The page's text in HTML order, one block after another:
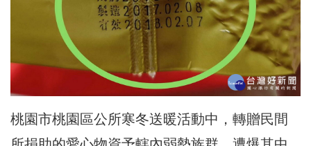
桃園市桃園區公所寒冬送暖活動中，轉贈民間